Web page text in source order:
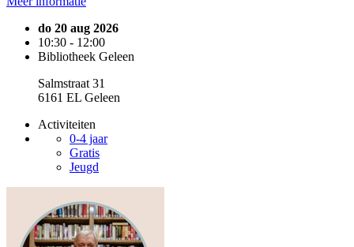
do 20 aug 2026
10:30 - 12:00
Bibliotheek Geleen
Salmstraat 31
6161 EL Geleen
Activiteiten
0-4 jaar
Gratis
Jeugd